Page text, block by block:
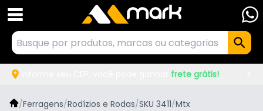
frete grátis!
/Ferragens/Rodízios e Rodas/SKU 3411/Mtx